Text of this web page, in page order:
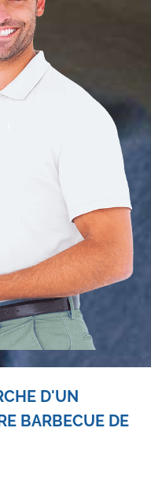
D'UN
BARBECUE DE